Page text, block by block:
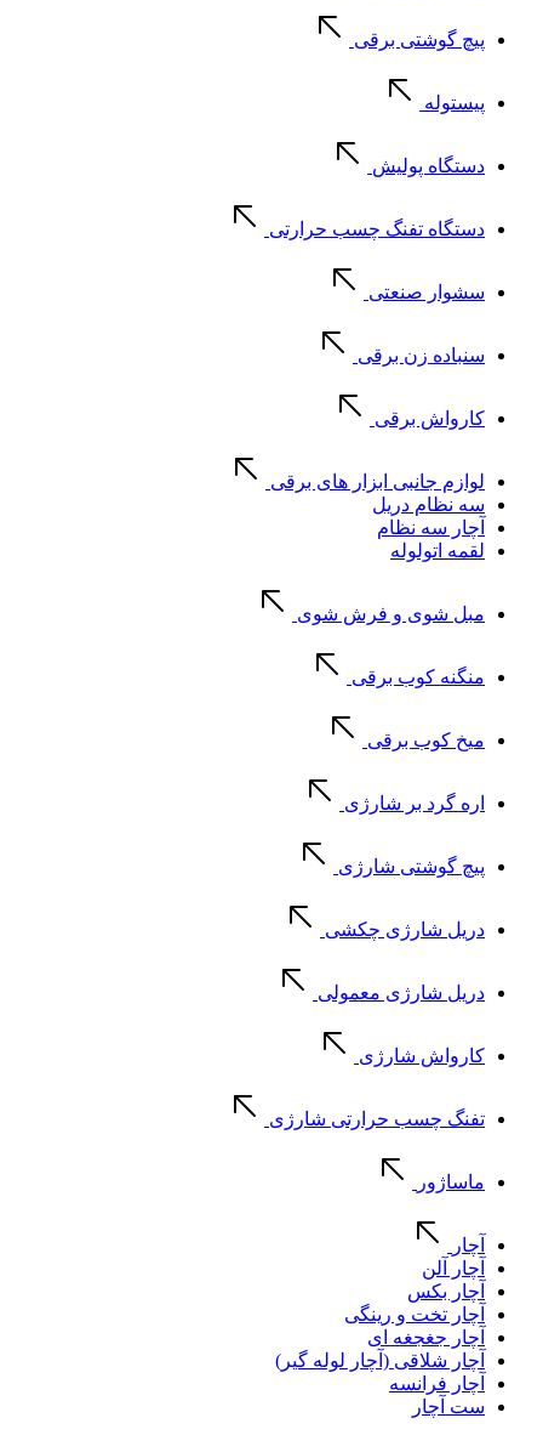
پیچ گوشتی برقی
پیستوله
دستگاه پولیش
دستگاه تفنگ چسب حرارتی
سشوار صنعتی
سنباده زن برقی
کارواش برقی
لوازم جانبی ابزار های برقی
سه نظام دریل
آچار سه نظام
لقمه اتولوله
مبل شوی و فرش شوی
منگنه کوب برقی
میخ کوب برقی
اره گرد بر شارژی
پیچ گوشتی شارژی
دریل شارژی چکشی
دریل شارژی معمولی
کارواش شارژی
تفنگ چسب حرارتی شارژی
ماساژور
آچار
آچار آلن
آچار بکس
آچار تخت و رینگی
آچار جغجغه ای
آچار شلاقی (آچار لوله گیر)
آچار فرانسه
ست آچار